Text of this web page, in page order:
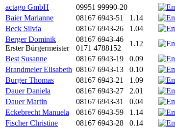
actago GmbH
09951 99990-20
Baier Marianne
08167 6943-51 1.14
Beck Silvia
08167 6943-26 1.04
Berger Dominik
Erster Bürgermeister
08167 6943-46
0171 4788152
1.12
Best Susanne
08167 6943-19 0.09
Brandmeier Elisabeth 08167 6943-13 0.10
Burger Thomas
08167 6943-21 1.09
Dauer Daniela
08167 6943-27 2.01
Dauer Martin
08167 6943-31 0.04
Eckebrecht Manuela
08167 6943-59 1.14
Fischer Christine
08167 6943-28 0.14